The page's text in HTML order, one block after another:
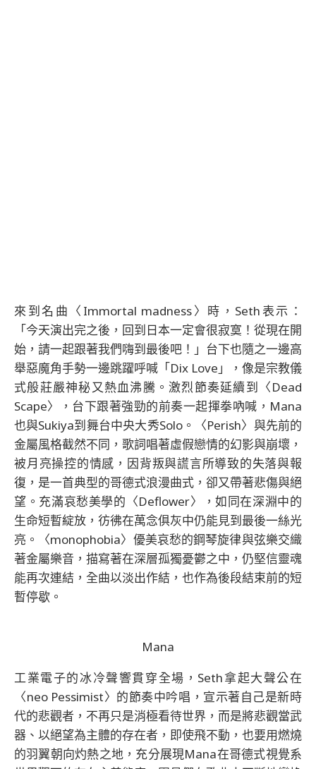
來到名曲〈Immortal madness〉時，Seth表示：
「今天演出完之後，回到日本一定會很寂寞！從現在開
始，請一起跟著我們嗨到最後吧！」台下也隨之一邊高
舉惡魔角手勢一邊跳躍呼喊「Dix Love」，像是宗教儀
式般莊嚴神秘又熱血沸騰。激烈節奏延續到〈Dead
Scape〉，台下跟著強勁的前奏一起揮拳吶喊，Mana
也與Sukiya到舞台中央大秀Solo。〈Perish〉與先前的
金屬風格截然不同，歌詞唱著虛假戀情的幻影與崩壞，
被月亮操控的情感，因背叛與謊言所導致的失落與報
復，是一首典型的哥德式浪漫曲式，卻又帶著悲傷與絕
望。充滿哀愁美學的〈Deflower〉，如同在深淵中的
生命短暫綻放，彷彿在萬念俱灰中仍能見到最後一絲光
亮。〈monophobia〉優美哀愁的鋼琴旋律與弦樂交織
著金屬樂音，描寫著在深層孤獨憂鬱之中，仍堅信靈魂
能再次連結，全曲以淡出作結，也作為後段結束前的短
暫停歇。
Mana
工業電子的冰冷聲響貫穿全場，Seth拿起大聲公在
〈neo Pessimist〉的節奏中吟唱，宣示著自己是新時
代的悲觀者，不再只是消極看待世界，而是將悲觀當武
器、以絕望為主體的存在者，即使飛不動，也要用燃燒
的羽翼朝向灼熱之地，充分展現Mana在哥德式視覺系